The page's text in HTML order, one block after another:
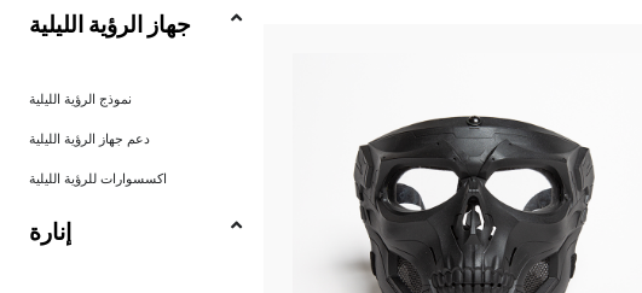
جهاز الرؤية الليلية
نموذج الرؤية الليلية
دعم جهاز الرؤية الليلية
اكسسوارات للرؤية الليلية
إنارة